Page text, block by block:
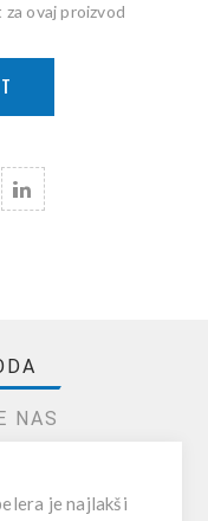
ovaj proizvod
NAS
je najlakši